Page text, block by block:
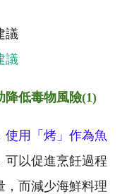
議
議
降低毒物風險(1)
使用「烤」作為魚
可以促進烹飪過程
，而減少海鮮料理